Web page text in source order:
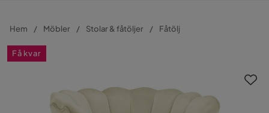
Hem Möbler Stolar & fåtöljer Fåtölj
Få kvar